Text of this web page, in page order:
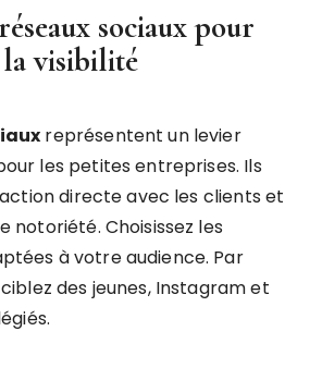
sociaux pour
visibilité
représentent un levier
les petites entreprises. Ils
directe avec les clients et
notoriété. Choisissez les
à votre audience. Par
des jeunes, Instagram et